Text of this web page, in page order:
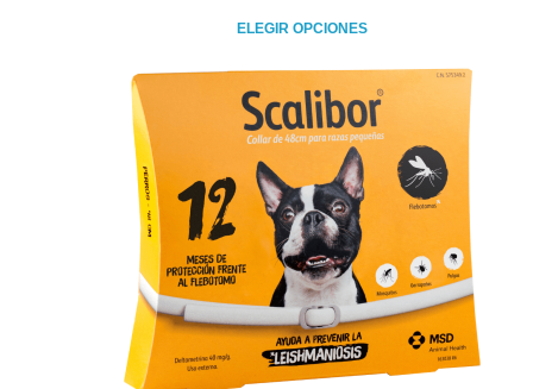
desde
24,90 €
hasta
54,90 €
ELEGIR OPCIONES
producto
tiene
múltiples
variantes.
Las
opciones
se
pueden
elegir
en
la
página